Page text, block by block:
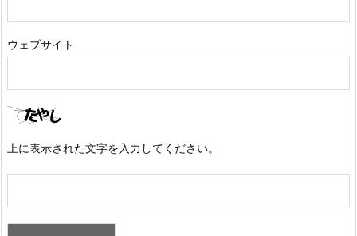
ウェブサイト
上に表示された文字を入力してください。